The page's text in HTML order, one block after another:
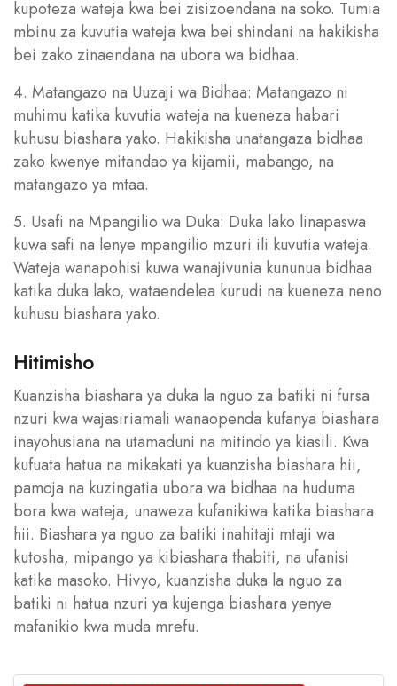
kupoteza wateja kwa bei zisizoendana na soko. Tumia
mbinu za kuvutia wateja kwa bei shindani na hakikisha
bei zako zinaendana na ubora wa bidhaa.
4. Matangazo na Uuzaji wa Bidhaa: Matangazo ni
muhimu katika kuvutia wateja na kueneza habari
kuhusu biashara yako. Hakikisha unatangaza bidhaa
zako kwenye mitandao ya kijamii, mabango, na
matangazo ya mtaa.
5. Usafi na Mpangilio wa Duka: Duka lako linapaswa
kuwa safi na lenye mpangilio mzuri ili kuvutia wateja.
Wateja wanapohisi kuwa wanajivunia kununua bidhaa
katika duka lako, wataendelea kurudi na kueneza neno
kuhusu biashara yako.
Hitimisho
Kuanzisha biashara ya duka la nguo za batiki ni fursa
nzuri kwa wajasiriamali wanaopenda kufanya biashara
inayohusiana na utamaduni na mitindo ya kiasili. Kwa
kufuata hatua na mikakati ya kuanzisha biashara hii,
pamoja na kuzingatia ubora wa bidhaa na huduma
bora kwa wateja, unaweza kufanikiwa katika biashara
hii. Biashara ya nguo za batiki inahitaji mtaji wa
kutosha, mipango ya kibiashara thabiti, na ufanisi
katika masoko. Hivyo, kuanzisha duka la nguo za
batiki ni hatua nzuri ya kujenga biashara yenye
mafanikio kwa muda mrefu.